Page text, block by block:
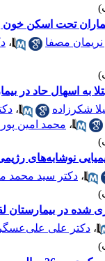
نریمان مصفا ،
اسهال حاد در
شکرزاده ،
، محمد امین
نوشابه‌های
، دکتر سید محمد
بیمارستان لقمان
، دکتر علی